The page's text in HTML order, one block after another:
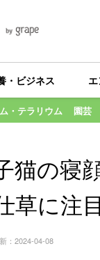
・ビジネス
・テラリウム 園芸
猫の寝
草に注目
： 2024-04-08